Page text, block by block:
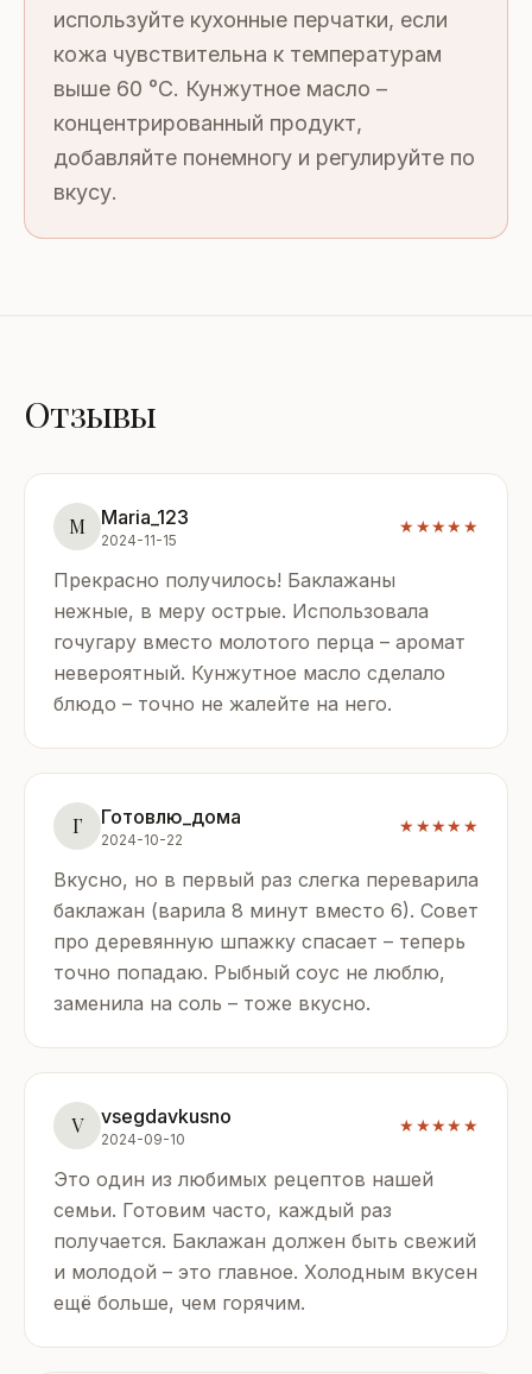
используйте кухонные перчатки, если
кожа чувствительна к температурам
выше 60 °C. Кунжутное масло –
концентрированный продукт,
добавляйте понемногу и регулируйте по
вкусу.
Отзывы
M Maria_123
2024-11-15
★★★★★
Прекрасно получилось! Баклажаны
нежные, в меру острые. Использовала
гочугару вместо молотого перца – аромат
невероятный. Кунжутное масло сделало
блюдо – точно не жалейте на него.
Г Готовлю_дома
2024-10-22
★★★★★
Вкусно, но в первый раз слегка переварила
баклажан (варила 8 минут вместо 6). Совет
про деревянную шпажку спасает – теперь
точно попадаю. Рыбный соус не люблю,
заменила на соль – тоже вкусно.
V vsegdavkusno
2024-09-10
★★★★★
Это один из любимых рецептов нашей
семьи. Готовим часто, каждый раз
получается. Баклажан должен быть свежий
и молодой – это главное. Холодным вкусен
ещё больше, чем горячим.